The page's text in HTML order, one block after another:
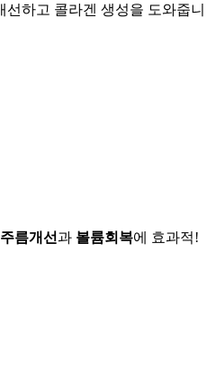
하고 콜라겐 생성을 도와줍니
주름개선과 볼륨회복에 효과적!